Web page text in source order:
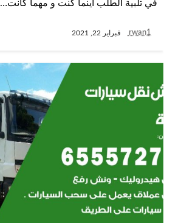
في تلبية الطلب أينما كنت و مهما كانت…
rwan1 فبراير 22, 2021